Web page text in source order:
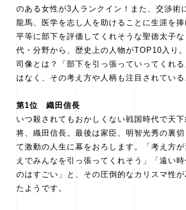
のある女性が3人ランクイン！また、交渉術
龍馬、医学を志し人を助けることに生涯を捧
平等に部下を評価してくれそうな聖徳太子
代・分野から、歴史上の人物がTOP10入り
司像とは？「部下を引っ張っていってくれ
はなく、その考え方や人柄も注目されている
第1位 織田信長
いつ殺されてもおかしくない戦国時代で天
将、織田信長。最後は家臣、明智光秀の裏
て激動の人生に幕をおろします。「考え方
えでみんなを引っ張ってくれそう」「遠い
のはすごい」と、その圧倒的なカリスマ性
たようです。